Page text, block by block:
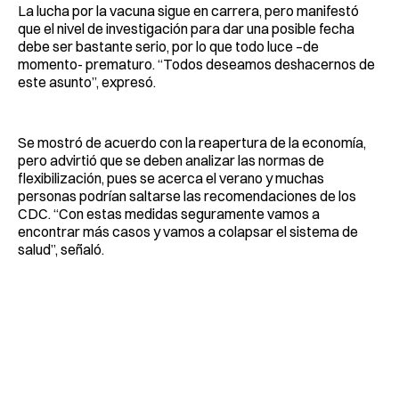
La lucha por la vacuna sigue en carrera, pero manifestó
que el nivel de investigación para dar una posible fecha
debe ser bastante serio, por lo que todo luce –de
momento- prematuro. “Todos deseamos deshacernos de
este asunto”, expresó.
Se mostró de acuerdo con la reapertura de la economía,
pero advirtió que se deben analizar las normas de
flexibilización, pues se acerca el verano y muchas
personas podrían saltarse las recomendaciones de los
CDC. “Con estas medidas seguramente vamos a
encontrar más casos y vamos a colapsar el sistema de
salud”, señaló.